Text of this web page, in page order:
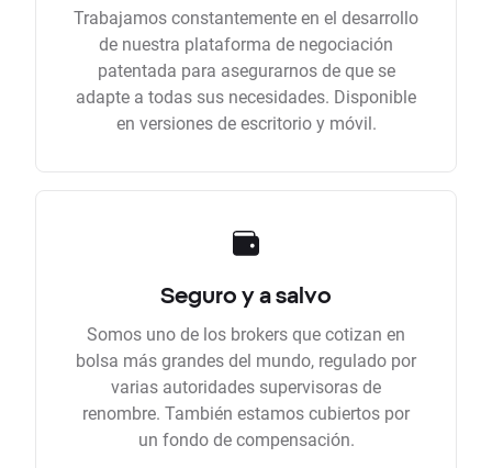
Trabajamos constantemente en el desarrollo
de nuestra plataforma de negociación
patentada para asegurarnos de que se
adapte a todas sus necesidades. Disponible
en versiones de escritorio y móvil.
Seguro y a salvo
Somos uno de los brokers que cotizan en
bolsa más grandes del mundo, regulado por
varias autoridades supervisoras de
renombre. También estamos cubiertos por
un fondo de compensación.